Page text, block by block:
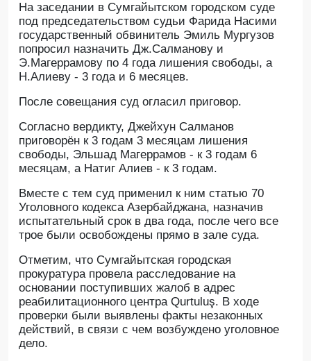
На заседании в Сумгайытском городском суде
под председательством судьи Фарида Насими
государственный обвинитель Эмиль Мургузов
попросил назначить Дж.Салманову и
Э.Магеррамову по 4 года лишения свободы, а
Н.Алиеву - 3 года и 6 месяцев.
После совещания суд огласил приговор.
Согласно вердикту, Джейхун Салманов
приговорён к 3 годам 3 месяцам лишения
свободы, Эльшад Магеррамов - к 3 годам 6
месяцам, а Натиг Алиев - к 3 годам.
Вместе с тем суд применил к ним статью 70
Уголовного кодекса Азербайджана, назначив
испытательный срок в два года, после чего все
трое были освобождены прямо в зале суда.
Отметим, что Сумгайытская городская
прокуратура провела расследование на
основании поступивших жалоб в адрес
реабилитационного центра Qurtuluş. В ходе
проверки были выявлены факты незаконных
действий, в связи с чем возбуждено уголовное
дело.